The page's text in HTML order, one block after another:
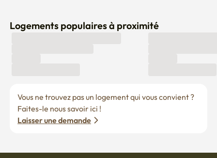
Logements populaires à proximité
Vous ne trouvez pas un logement qui vous convient ?
Faites-le nous savoir ici !
Laisser une demande